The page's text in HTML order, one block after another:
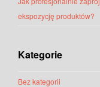
ekspozycję produktów?
Kategorie
Bez kategorii